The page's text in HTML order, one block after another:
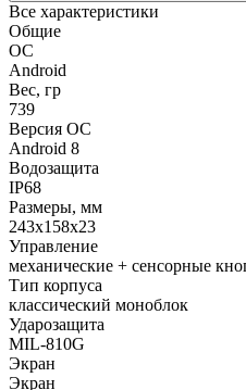
Все характеристики
Общие
ОС
Android
Вес, гр
739
Версия ОС
Android 8
Водозащита
IP68
Размеры, мм
243х158х23
Управление
механические + сенсорные
Тип корпуса
классический моноблок
Ударозащита
MIL-810G
Экран
Экран